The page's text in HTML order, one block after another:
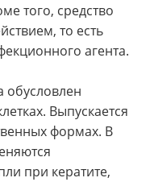
того, средство
то есть
агента.
обусловлен
Выпускается
формах. В
при кератите,